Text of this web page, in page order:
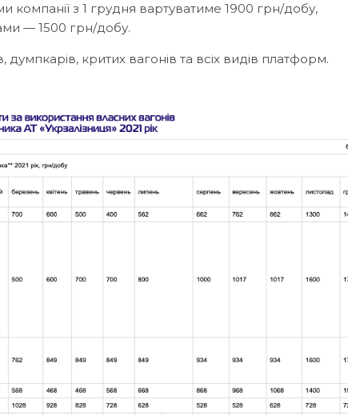
з 1 грудня вартуватиме 1900 грн/добу,
— 1500 грн/добу.
думпкарів, критих вагонів та всіх видів платформ.